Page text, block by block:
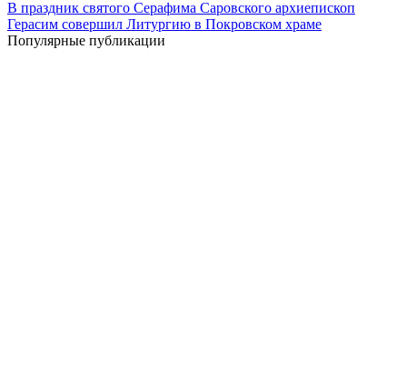
В праздник святого Серафима Саровского архиепископ
Герасим совершил Литургию в Покровском храме
Популярные публикации